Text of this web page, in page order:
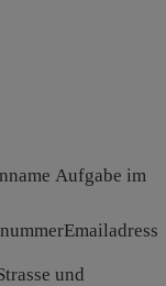
Aufgabe im
Emailadress
und